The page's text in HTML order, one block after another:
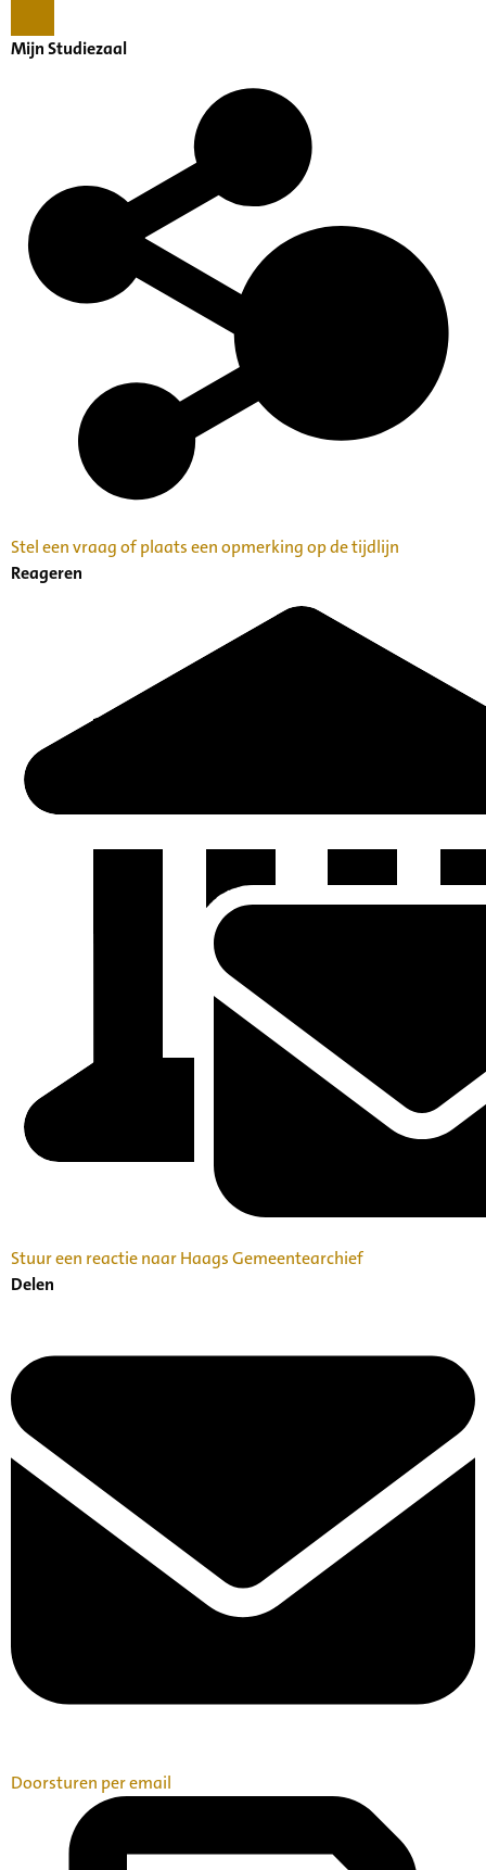
Mijn Studiezaal
Stel een vraag of plaats een opmerking op de tijdlijn
Reageren
Stuur een reactie naar Haags Gemeentearchief
Delen
Doorsturen per email